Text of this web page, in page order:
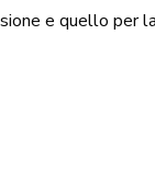
e quello per